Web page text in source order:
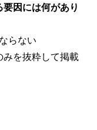
因には何があり
らない
みを抜粋して掲載